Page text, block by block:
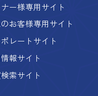
ー様専用サイト
お客様専用サイト
レートサイト
報サイト
索サイト